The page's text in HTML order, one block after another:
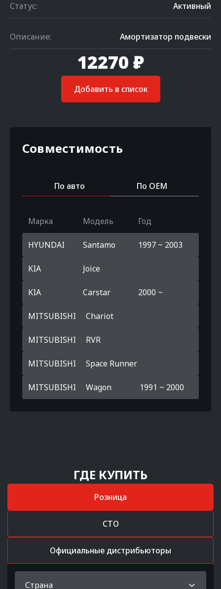
Статус: Активный
Описание: Амортизатор подвески
12270 ₽
Добавить в список
Совместимость
По авто По OEM
Марка Модель Год
HYUNDAI Santamo 1997 ~ 2003
KIA Joice
KIA Carstar 2000 ~
MITSUBISHI Chariot
MITSUBISHI RVR
MITSUBISHI Space Runner
MITSUBISHI Wagon 1991 ~ 2000
ГДЕ КУПИТЬ
Розница
СТО
Официальные дистрибьюторы
Страна